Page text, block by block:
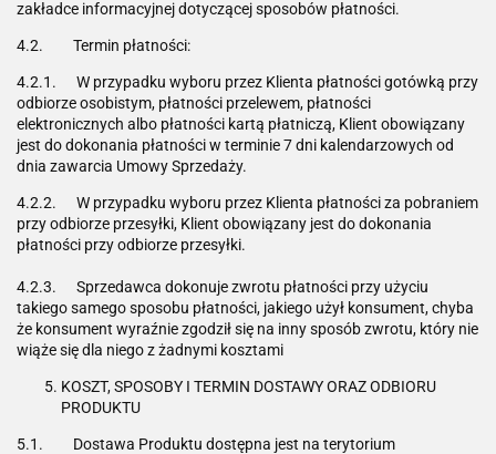
zakładce informacyjnej dotyczącej sposobów płatności.
4.2. Termin płatności:
4.2.1. W przypadku wyboru przez Klienta płatności gotówką przy
odbiorze osobistym, płatności przelewem, płatności
elektronicznych albo płatności kartą płatniczą, Klient obowiązany
jest do dokonania płatności w terminie 7 dni kalendarzowych od
dnia zawarcia Umowy Sprzedaży.
4.2.2. W przypadku wyboru przez Klienta płatności za pobraniem
przy odbiorze przesyłki, Klient obowiązany jest do dokonania
płatności przy odbiorze przesyłki.
4.2.3. Sprzedawca dokonuje zwrotu płatności przy użyciu
takiego samego sposobu płatności, jakiego użył konsument, chyba
że konsument wyraźnie zgodził się na inny sposób zwrotu, który nie
wiąże się dla niego z żadnymi kosztami
KOSZT, SPOSOBY I TERMIN DOSTAWY ORAZ ODBIORU
PRODUKTU
5.1. Dostawa Produktu dostępna jest na terytorium